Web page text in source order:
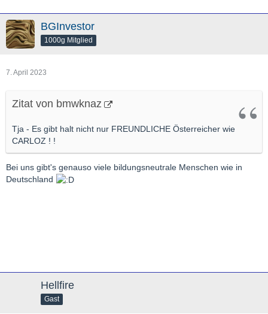
BGInvestor
1000g Mitglied
7. April 2023
Zitat von bmwknaz
Tja - Es gibt halt nicht nur FREUNDLICHE Österreicher wie
CARLOZ ! !
Bei uns gibt's genauso viele bildungsneutrale Menschen wie in
Deutschland
Hellfire
Gast